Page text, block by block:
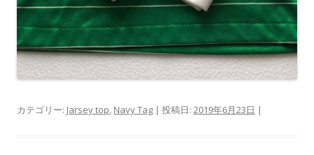
カテゴリー: Jarsey top, Navy Tag | 投稿日: 2019年6月23日 |